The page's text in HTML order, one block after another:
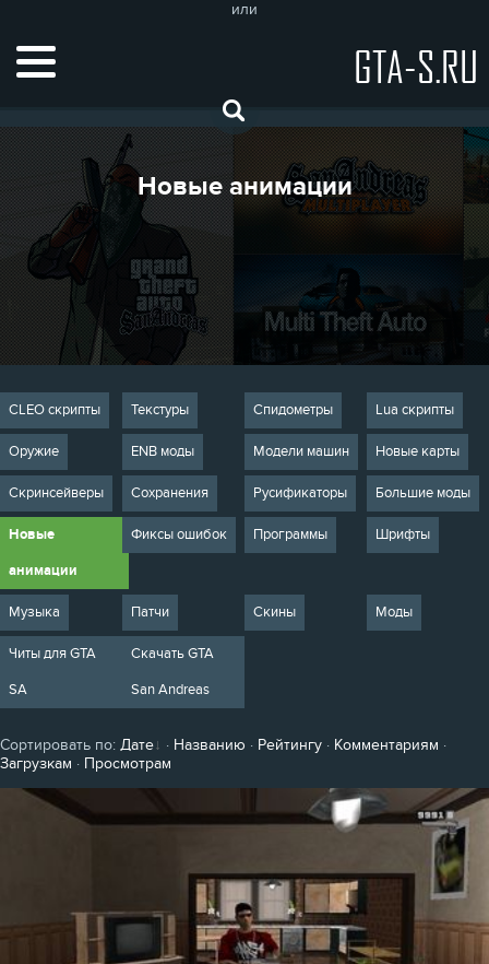
или
GTA-S.RU
Новые анимации
CLEO скрипты Текстуры Спидометры Lua скрипты
Оружие ENB моды Модели машин Новые карты
Скринсейверы Сохранения Русификаторы Большие моды
Новые
анимации
Фиксы ошибок Программы Шрифты
Музыка Патчи Скины Моды
Читы для GTA
SA
Скачать GTA
San Andreas
Сортировать по: Дате · Названию · Рейтингу · Комментариям ·
Загрузкам · Просмотрам